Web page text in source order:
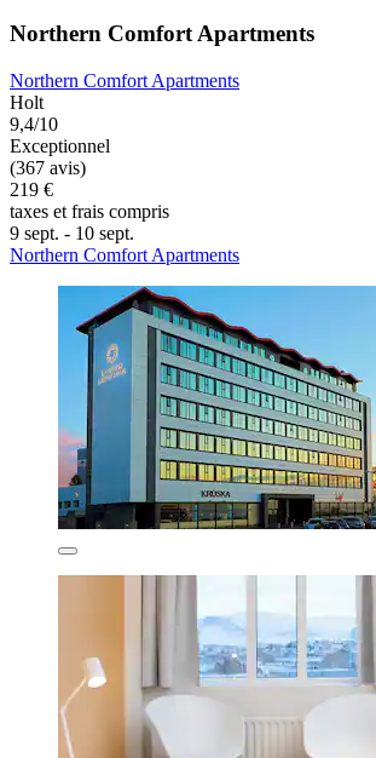
Northern Comfort Apartments
Northern Comfort Apartments
Holt
9,4/10
Exceptionnel
(367 avis)
219 €
taxes et frais compris
9 sept. - 10 sept.
Northern Comfort Apartments